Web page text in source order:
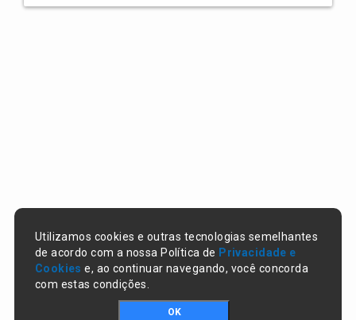
Utilizamos cookies e outras tecnologias semelhantes
de acordo com a nossa Política de Privacidade e
Cookies e, ao continuar navegando, você concorda
com estas condições.
OK